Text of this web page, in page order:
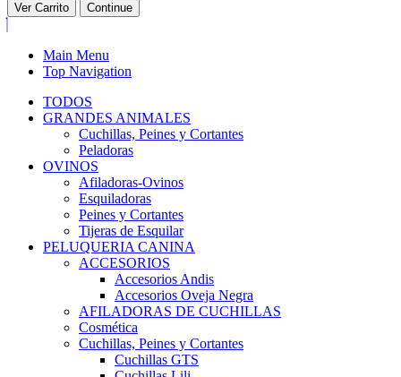
Ver Carrito Continue
Main Menu
Top Navigation
TODOS
GRANDES ANIMALES
Cuchillas, Peines y Cortantes
Peladoras
OVINOS
Afiladoras-Ovinos
Esquiladoras
Peines y Cortantes
Tijeras de Esquilar
PELUQUERIA CANINA
ACCESORIOS
Accesorios Andis
Accesorios Oveja Negra
AFILADORAS DE CUCHILLAS
Cosmética
Cuchillas, Peines y Cortantes
Cuchillas GTS